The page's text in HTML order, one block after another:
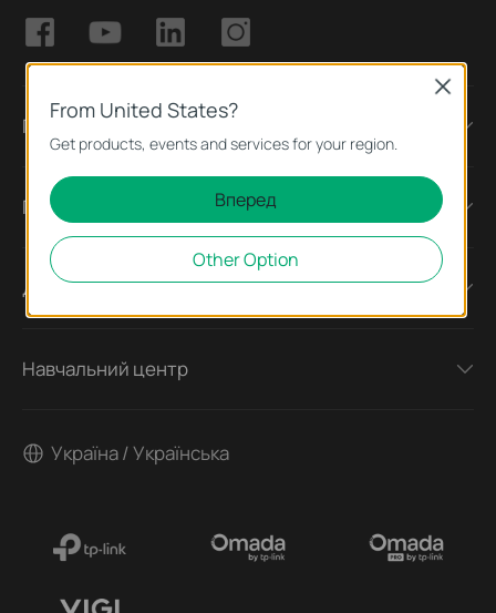
Про компанію
Преса
Для партнерів
Навчальний центр
Україна / Українська
From United States?
Get products, events and services for your region.
Вперед
Other Option
Close